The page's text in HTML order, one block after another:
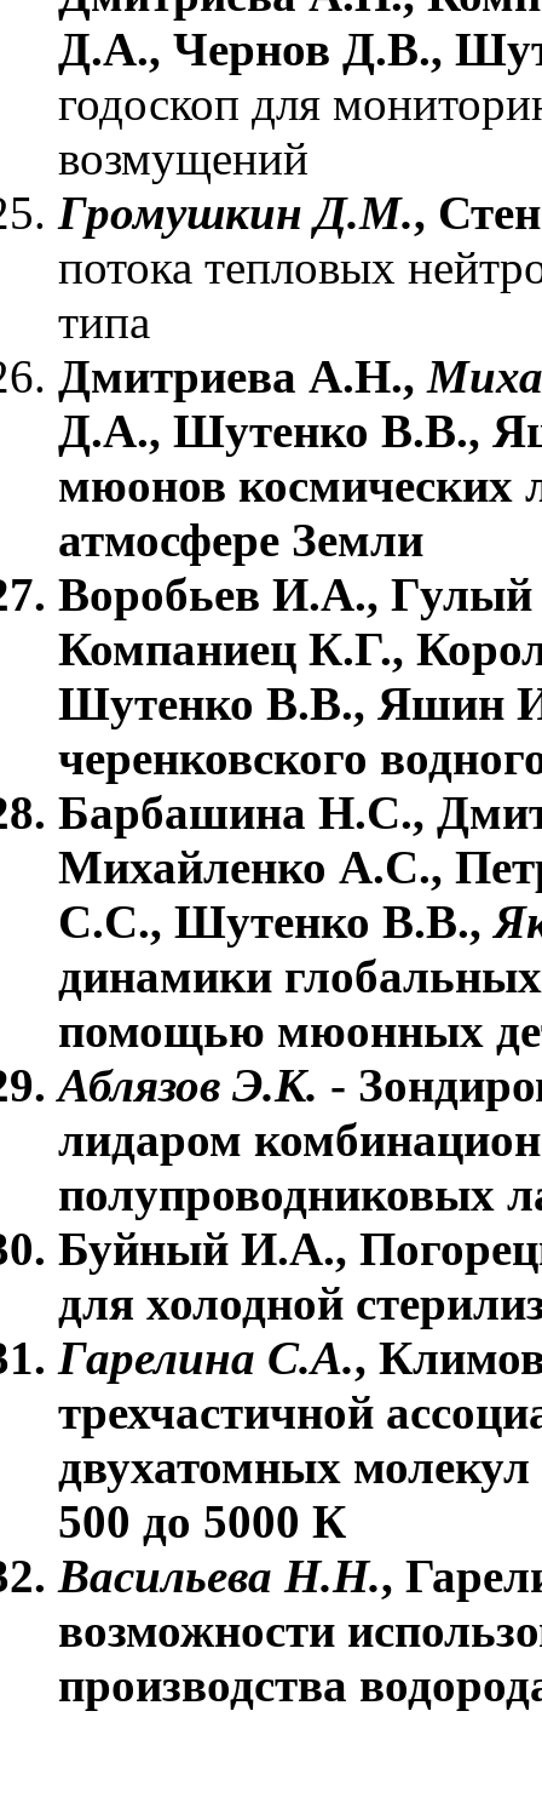
Д.А., Чернов Д.В.,
годоскоп для
возмущений
Громушкин Д.М.,
потока тепловых
типа
Дмитриева А.Н.,
Д.А., Шутенко В.В.,
мюонов космических
атмосфере Земли
Воробьев И.А.,
Компаниец К.Г.,
Шутенко В.В., Яшин
черенковского
Барбашина Н.С.,
Михайленко А.С.,
С.С., Шутенко В.В.,
динамики
помощью мюонных
Аблязов Э.К. -
лидаром
полупроводниковых
Буйный И.А.,
для холодной
Гарелина С.А.,
трехчастичной
двухатомных молекул
500 до 5000 К
Васильева Н.Н.,
возможности
производства